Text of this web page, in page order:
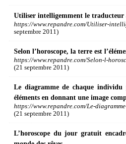
Utiliser intelligemment le traducteur
https://www.repandre.com/Utiliser-
septembre 2011)
Selon l’horoscope, la terre est
https://www.repandre.com/Selon-l-
(21 septembre 2011)
Le diagramme de chaque individu
éléments en donnant une image
https://www.repandre.com/Le-
(21 septembre 2011)
L’horoscope du jour gratuit